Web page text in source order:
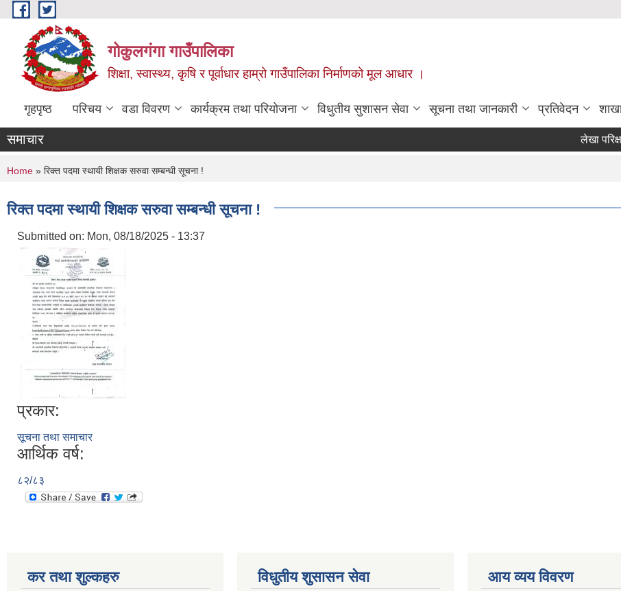
Skip to main content
गोकुलगंगा गाउँपालिका
शिक्षा, स्वास्थ्य, कृषि र पूर्वाधार हाम्रो गाउँपालिका निर्माणको मूल आधार ।
गृहपृष्ठ परिचय वडा विवरण कार्यक्रम तथा परियोजना विधुतीय सुशासन सेवा सूचना तथा जानकारी प्रतिवेदन
समाचार लेखा
You are here
Home » रिक्त पदमा स्थायी शिक्षक सरुवा सम्बन्धी सूचना !
रिक्त पदमा स्थायी शिक्षक सरुवा सम्बन्धी सूचना !
Submitted on: Mon, 08/18/2025 - 13:37
प्रकार:
सूचना तथा समाचार
आर्थिक वर्ष:
८२/८३
कर तथा शुल्कहरु विधुतीय शुसासन सेवा आय व्यय विवरण